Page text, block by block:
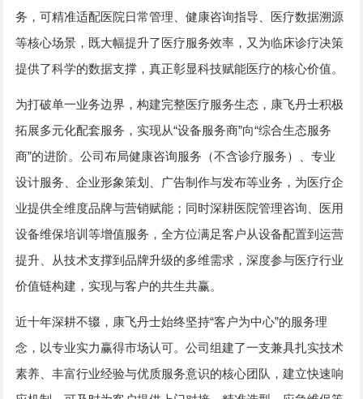
务，可精准适配医院日常管理、健康咨询指导、医疗数据溯源
等核心场景，既大幅提升了医疗服务效率，又为临床诊疗决策
提供了科学的数据支撑，真正彰显科技赋能医疗的核心价值。
为打破单一业务边界，构建完整医疗服务生态，康飞丹士积极
拓展多元化配套服务，实现从“设备服务商”向“综合生态服务
商”的进阶。公司布局健康咨询服务（不含诊疗服务）、专业
设计服务、企业形象策划、广告制作与发布等业务，为医疗企
业提供全维度品牌与营销赋能；同时深耕医院管理咨询、医用
设备维保培训等增值服务，全方位满足客户从设备配置到运营
提升、从技术支撑到品牌升级的多维需求，深度参与医疗行业
价值链构建，实现与客户的共生共赢。
近十年深耕不辍，康飞丹士始终坚持“客户为中心”的服务理
念，以专业实力赢得市场认可。公司组建了一支兼具扎实技术
素养、丰富行业经验与优质服务意识的核心团队，建立快速响